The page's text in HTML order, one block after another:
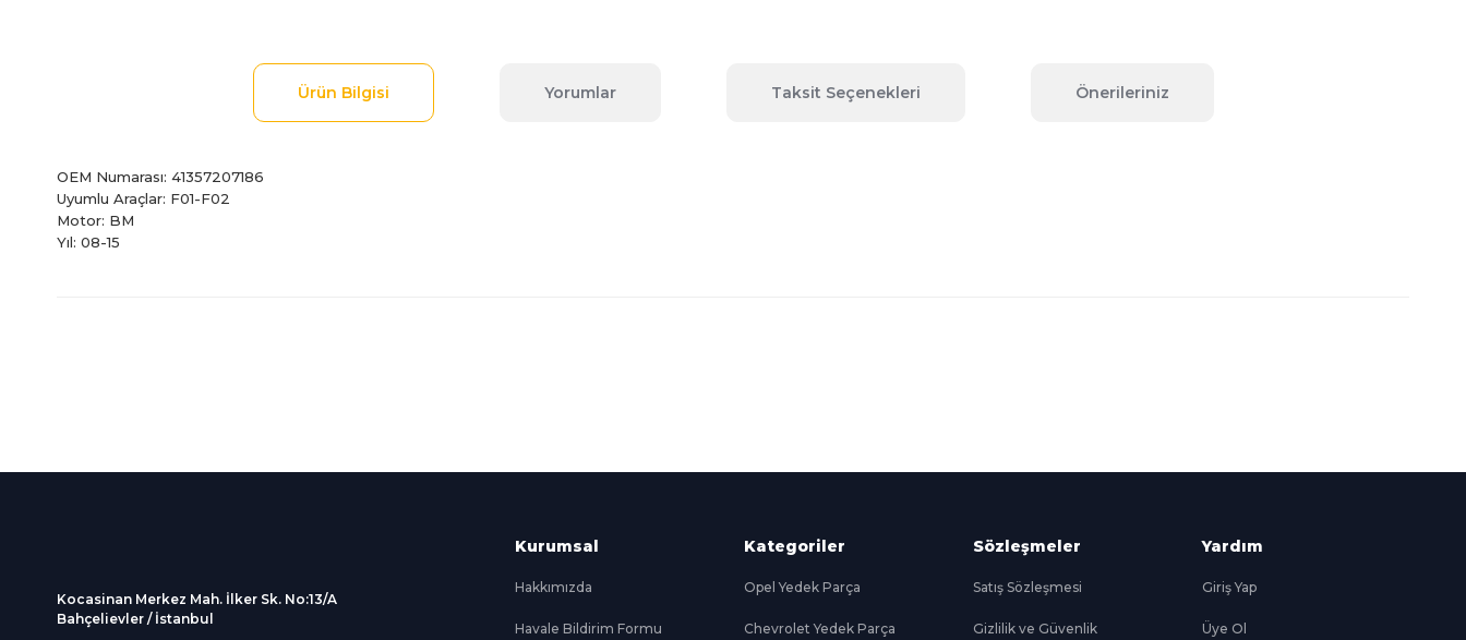
Ürün Bilgisi Yorumlar Taksit Seçenekleri Önerileriniz
OEM Numarası: 41357207186
Uyumlu Araçlar: F01-F02
Motor: BM
Yıl: 08-15
Kocasinan Merkez Mah. İlker Sk. No:13/A
Bahçelievler / İstanbul
Kurumsal
Hakkımızda
Havale Bildirim Formu
Kategoriler
Opel Yedek Parça
Chevrolet Yedek Parça
Sözleşmeler
Satış Sözleşmesi
Gizlilik ve Güvenlik
Yardım
Giriş Yap
Üye Ol